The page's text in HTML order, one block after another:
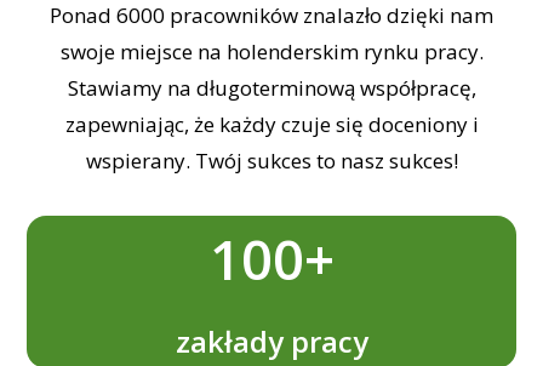
Ponad 6000 pracowników znalazło dzięki nam
swoje miejsce na holenderskim rynku pracy.
Stawiamy na długoterminową współpracę,
zapewniając, że każdy czuje się doceniony i
wspierany. Twój sukces to nasz sukces!
100+
zakłady pracy